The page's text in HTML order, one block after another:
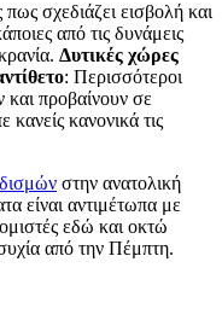
πως σχεδιάζει εισβολή και
από τις δυνάμεις
Δυτικές χώρες
: Περισσότεροι
και προβαίνουν σε
κανονικά τις
στην ανατολική
είναι αντιμέτωπα με
εδώ και οκτώ
από την Πέμπτη.